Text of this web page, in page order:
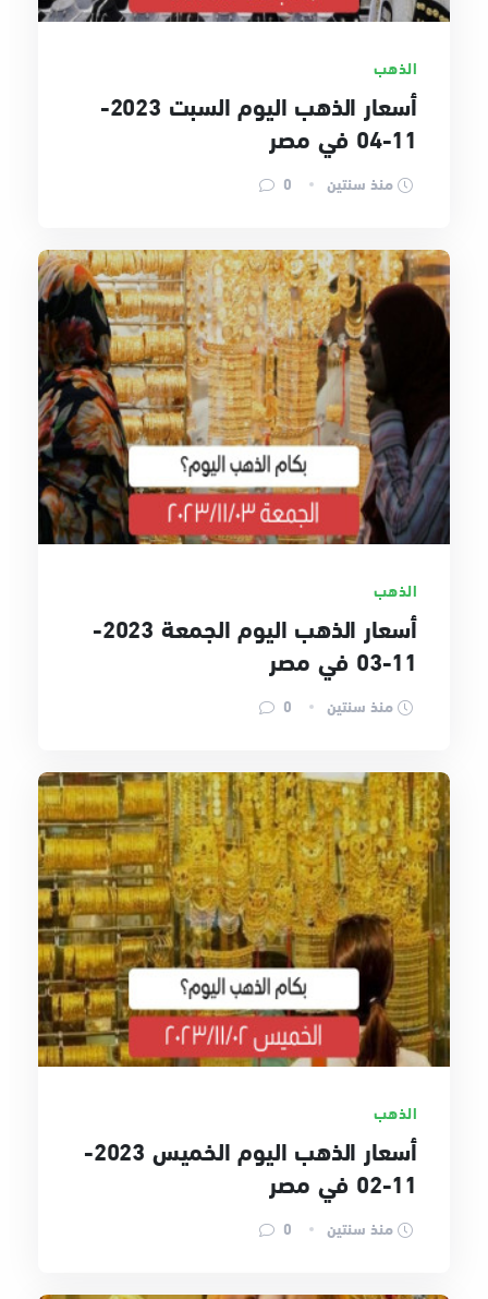
الذهب
أسعار الذهب اليوم السبت 2023-
11-04 في مصر
منذ سنتين
الذهب
أسعار الذهب اليوم الجمعة 2023-
11-03 في مصر
منذ سنتين
الذهب
أسعار الذهب اليوم الخميس 2023-
11-02 في مصر
منذ سنتين